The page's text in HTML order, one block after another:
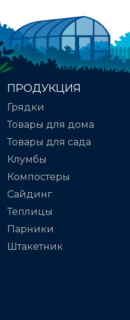
ПРОДУКЦИЯ
Грядки
Товары для дома
Товары для сада
Клумбы
Компостеры
Сайдинг
Теплицы
Парники
Штакетник